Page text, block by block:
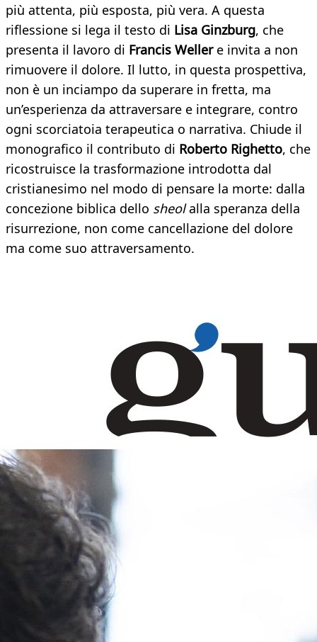
più attenta, più esposta, più vera. A questa
riflessione si lega il testo di Lisa Ginzburg, che
presenta il lavoro di Francis Weller e invita a non
rimuovere il dolore. Il lutto, in questa prospettiva,
non è un inciampo da superare in fretta, ma
un’esperienza da attraversare e integrare, contro
ogni scorciatoia terapeutica o narrativa. Chiude il
monografico il contributo di Roberto Righetto, che
ricostruisce la trasformazione introdotta dal
cristianesimo nel modo di pensare la morte: dalla
concezione biblica dello sheolalla speranza della
risurrezione, non come cancellazione del dolore
ma come suo attraversamento.